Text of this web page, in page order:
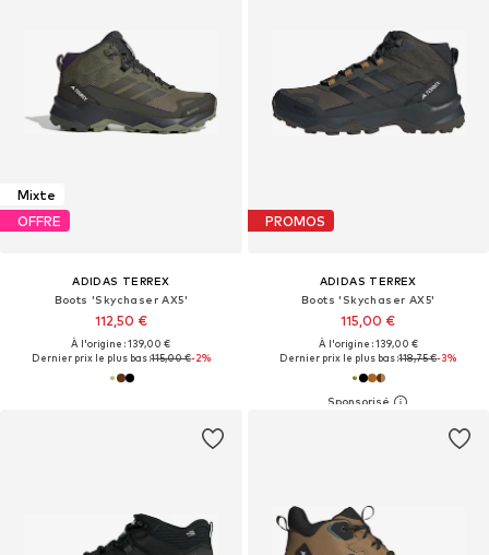
Mixte
OFFRE
ADIDAS TERREX
Boots 'Skychaser AX5'
112,50 €
À l'origine : 139,00 €
Dernier prix le plus bas :115,00 €-2%
PROMOS
ADIDAS TERREX
Boots 'Skychaser AX5'
115,00 €
À l'origine : 139,00 €
Dernier prix le plus bas :118,75 €-3%